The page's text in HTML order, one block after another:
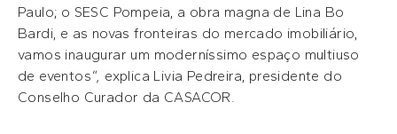
Paulo; o SESC Pompeia, a obra magna de Lina Bo
Bardi, e as novas fronteiras do mercado imobiliário,
vamos inaugurar um moderníssimo espaço multiuso
de eventos“, explica Livia Pedreira, presidente do
Conselho Curador da CASACOR.